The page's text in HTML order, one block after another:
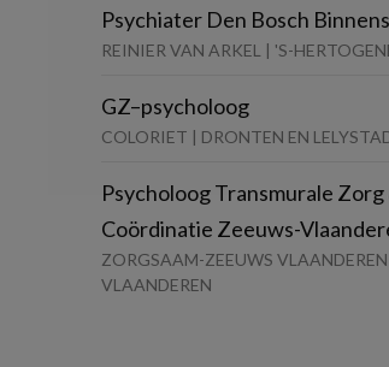
Psychiater Den Bosch
REINIER VAN ARKEL | 'S-
GZ–psycholoog
COLORIET | DRONTEN EN
Psycholoog Transmurale Zorg
Coördinatie Zeeuws-
ZORGSAAM-ZEEUWS
VLAANDEREN